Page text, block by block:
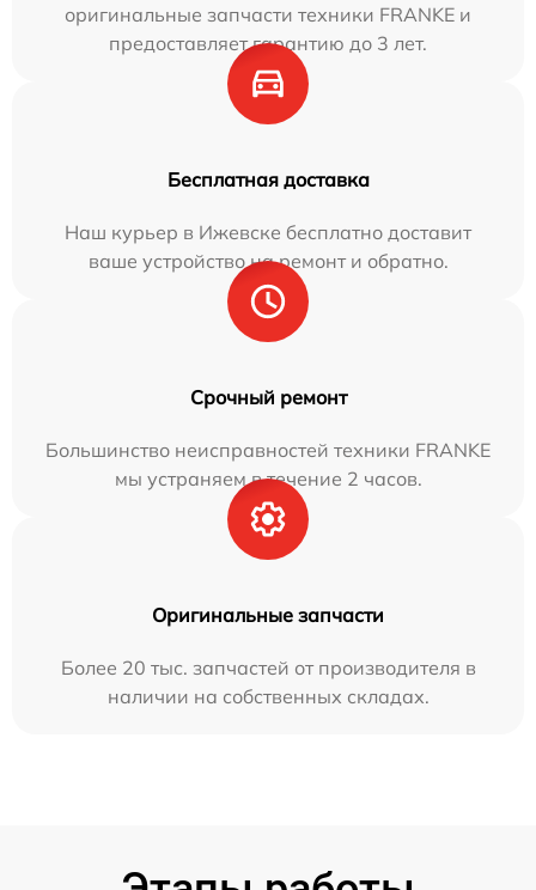
оригинальные запчасти техники FRANKE и
предоставляет гарантию до 3 лет.
Бесплатная доставка
Наш курьер в Ижевске бесплатно доставит
ваше устройство на ремонт и обратно.
Срочный ремонт
Большинство неисправностей техники FRANKE
мы устраняем в течение 2 часов.
Оригинальные запчасти
Более 20 тыс. запчастей от производителя в
наличии на собственных складах.